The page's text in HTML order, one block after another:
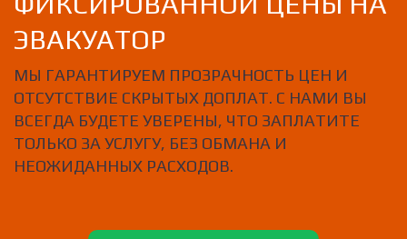
ЭВАКУАТОР
МЫ ГАРАНТИРУЕМ ПРОЗРАЧНОСТЬ ЦЕН И
ОТСУТСТВИЕ СКРЫТЫХ ДОПЛАТ. С НАМИ ВЫ
ВСЕГДА БУДЕТЕ УВЕРЕНЫ, ЧТО ЗАПЛАТИТЕ
ТОЛЬКО ЗА УСЛУГУ, БЕЗ ОБМАНА И
НЕОЖИДАННЫХ РАСХОДОВ.